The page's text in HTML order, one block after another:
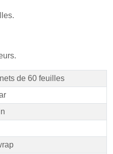
de 60 feuilles